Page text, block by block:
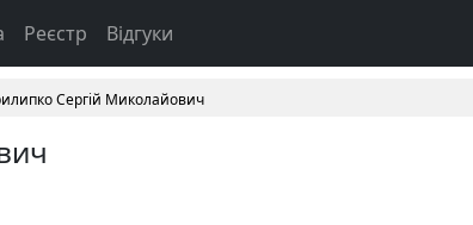
Реєстр Відгуки
Сергій Миколайович